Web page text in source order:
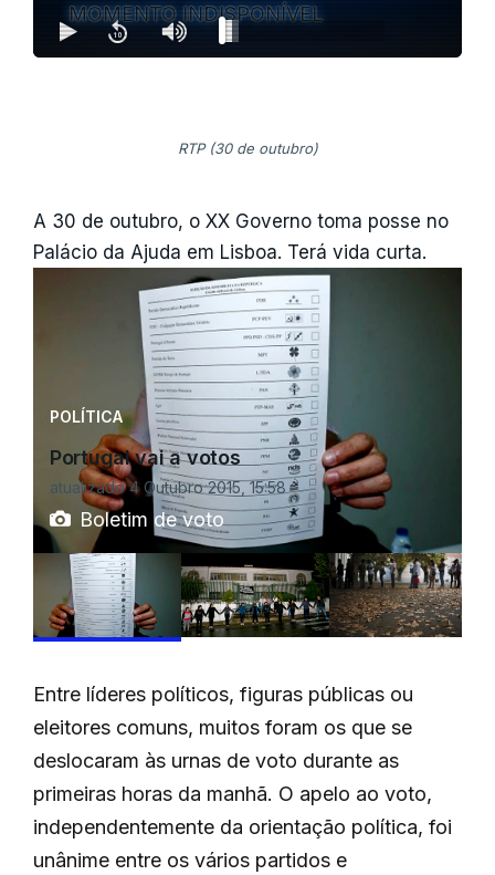
MOMENTO INDISPONÍVEL
RTP (30 de outubro)
A 30 de outubro, o XX Governo toma posse no
Palácio da Ajuda em Lisboa. Terá vida curta.
POLÍTICA
Portugal vai a votos
atualizado 4 Outubro 2015, 15:58
Boletim de voto
Entre líderes políticos, figuras públicas ou
eleitores comuns, muitos foram os que se
deslocaram às urnas de voto durante as
primeiras horas da manhã. O apelo ao voto,
independentemente da orientação política, foi
unânime entre os vários partidos e